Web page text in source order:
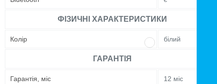
ФІЗИЧНІ ХАРАКТЕРИСТИКИ
Колір білий
ГАРАНТІЯ
Гарантія, міс 12 міс